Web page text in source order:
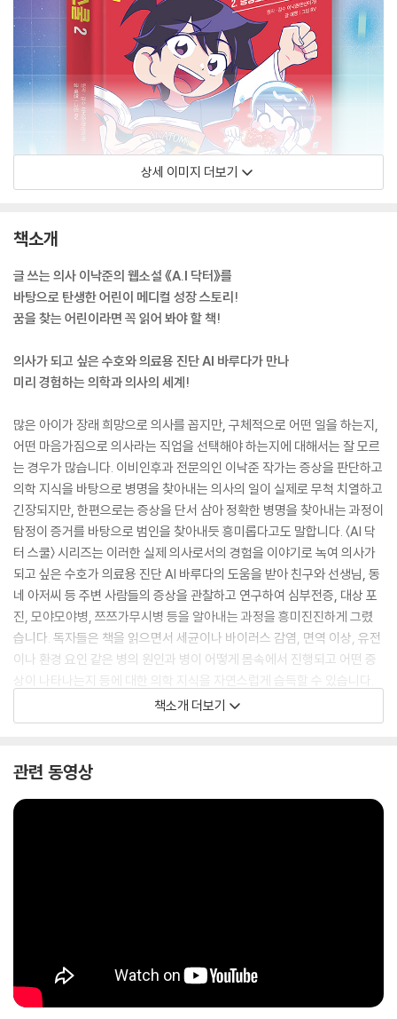
상세 이미지 더보기
책소개
글 쓰는 의사 이낙준의 웹소설 《A.I 닥터》를
바탕으로 탄생한 어린이 메디컬 성장 스토리!
꿈을 찾는 어린이라면 꼭 읽어 봐야 할 책!
의사가 되고 싶은 수호와 의료용 진단 AI 바루다가 만나
미리 경험하는 의학과 의사의 세계!
많은 아이가 장래 희망으로 의사를 꼽지만, 구체적으로 어떤 일을 하는지,
어떤 마음가짐으로 의사라는 직업을 선택해야 하는지에 대해서는 잘 모르
는 경우가 많습니다. 이비인후과 전문의인 이낙준 작가는 증상을 판단하고
의학 지식을 바탕으로 병명을 찾아내는 의사의 일이 실제로 무척 치열하고
긴장되지만, 한편으로는 증상을 단서 삼아 정확한 병명을 찾아내는 과정이
탐정이 증거를 바탕으로 범인을 찾아내듯 흥미롭다고도 말합니다. 〈AI 닥
터 스쿨〉 시리즈는 이러한 실제 의사로서의 경험을 이야기로 녹여 의사가
되고 싶은 수호가 의료용 진단 AI 바루다의 도움을 받아 친구와 선생님, 동
네 아저씨 등 주변 사람들의 증상을 관찰하고 연구하여 심부전증, 대상 포
진, 모야모야병, 쯔쯔가무시병 등을 알아내는 과정을 흥미진진하게 그렸
습니다. 독자들은 책을 읽으면서 세균이나 바이러스 감염, 면역 이상, 유전
이나 환경 요인 같은 병의 원인과 병이 어떻게 몸속에서 진행되고 어떤 증
상이 나타나는지 등에 대한 의학 지식을 자연스럽게 습득할 수 있습니다.
또한 의사는 단순히 병만 치료하는 것에서 그치지 않고 사람에 대해 관심
과 애정을 갖고 치열하게 고민하고 연구해야 한다는 교훈까지 얻게 될 것
책소개 더보기
관련 동영상